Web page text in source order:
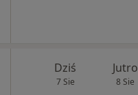
Dziś
7 Sie
Jutro
8 Sie